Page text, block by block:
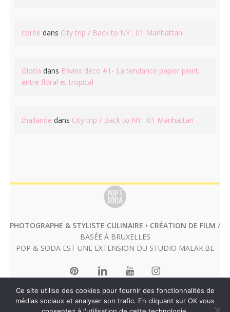
corée dans City trip / Back to NY : 01 Manhattan
Gloria dans Envies déco #1- La tendance papier peint,
entre floral et tropical
thailande dans City trip / Back to NY : 01 Manhattan
PHOTOGRAPHE & STYLISTE CULINAIRE • CRÉATION DE FILM /
BASÉE À BRUXELLES
POP & SODA EST UNE EXTENSION DU STUDIO MALAK.BE
Ce site utilise des cookies pour fournir des fonctionnalités de
médias sociaux et analyser son trafic. En cliquant sur OK vous